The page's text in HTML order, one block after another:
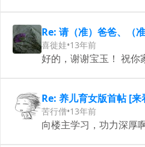
Re: 请（准）爸爸、（
喜徙娃•13年前
好的，谢谢宝玉！ 祝你
Re: 养儿育女版首帖 [
苦行僧•13年前
向楼主学习，功力深厚